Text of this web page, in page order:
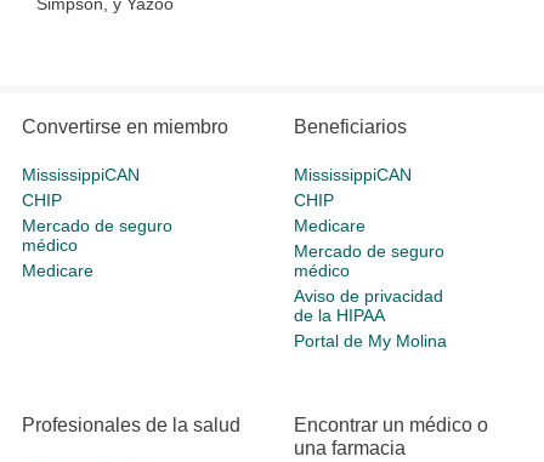
Convertirse en miembro
MississippiCAN
CHIP
Mercado de seguro
médico
Medicare
Beneficiarios
MississippiCAN
CHIP
Medicare
Mercado de seguro
médico
Aviso de privacidad
de la HIPAA
Portal de My Molina
Profesionales de la salud
Encontrar un médico o
una farmacia